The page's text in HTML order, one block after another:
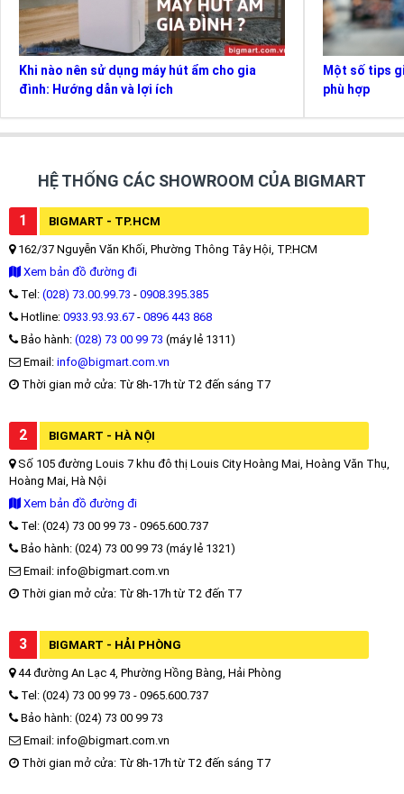
Khi nào nên sử dụng máy hút ẩm cho gia
đình: Hướng dẫn và lợi ích
Một số tips
phù hợp
HỆ THỐNG CÁC SHOWROOM CỦA BIGMART
1 BIGMART - TP.HCM
162/37 Nguyễn Văn Khối, Phường Thông Tây Hội, TP.HCM
Xem bản đồ đường đi
Tel: (028) 73.00.99.73 - 0908.395.385
Hotline: 0933.93.93.67 - 0896 443 868
Bảo hành: (028) 73 00 99 73 (máy lẻ 1311)
Email: info@bigmart.com.vn
Thời gian mở cửa: Từ 8h-17h từ T2 đến sáng T7
2 BIGMART - HÀ NỘI
Số 105 đường Louis 7 khu đô thị Louis City Hoàng Mai, Hoàng Văn Thụ,
Hoàng Mai, Hà Nội
Xem bản đồ đường đi
Tel: (024) 73 00 99 73 - 0965.600.737
Bảo hành: (024) 73 00 99 73 (máy lẻ 1321)
Email: info@bigmart.com.vn
Thời gian mở cửa: Từ 8h-17h từ T2 đến T7
3 BIGMART - HẢI PHÒNG
44 đường An Lạc 4, Phường Hồng Bàng, Hải Phòng
Tel: (024) 73 00 99 73 - 0965.600.737
Bảo hành: (024) 73 00 99 73
Email: info@bigmart.com.vn
Thời gian mở cửa: Từ 8h-17h từ T2 đến sáng T7